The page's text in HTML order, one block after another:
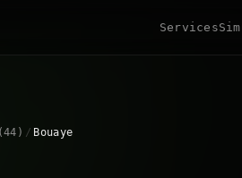
Services
/ Bouaye